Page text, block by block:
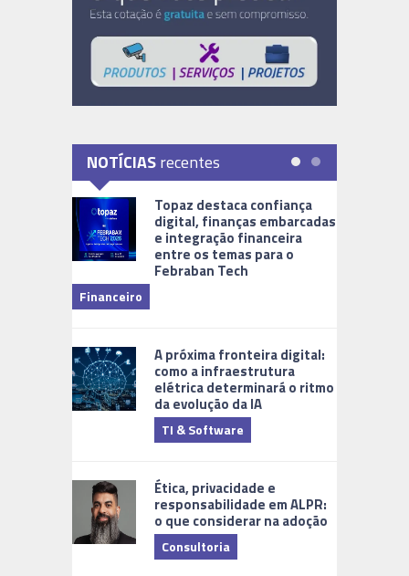
NOTÍCIASrecentes
Topaz destaca confiança
digital, finanças embarcadas
e integração financeira
entre os temas para o
Febraban Tech
Financeiro
A próxima fronteira digital:
como a infraestrutura
elétrica determinará o ritmo
da evolução da IA
TI & Software
Ética, privacidade e
responsabilidade em ALPR:
o que considerar na adoção
Consultoria